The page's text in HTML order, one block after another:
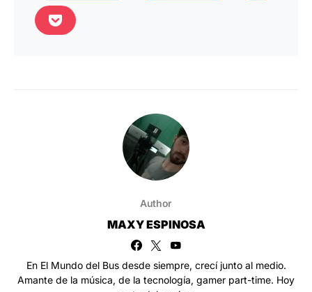
Author
MAXY ESPINOSA
En El Mundo del Bus desde siempre, crecí junto al medio.
Amante de la música, de la tecnología, gamer part-time. Hoy